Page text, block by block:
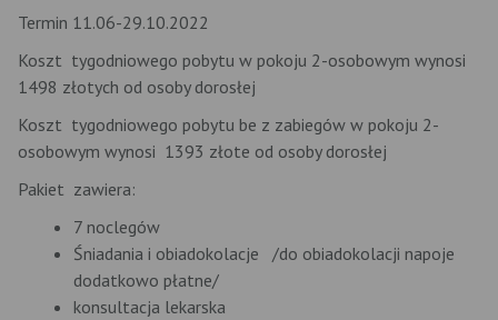
Termin 11.06-29.10.2022
Koszt tygodniowego pobytu w pokoju 2-osobowym wynosi
1498 złotych od osoby dorosłej
Koszt tygodniowego pobytu be z zabiegów w pokoju 2-
osobowym wynosi 1393 złote od osoby dorosłej
Pakiet zawiera:
7 noclegów
Śniadania i obiadokolacje /do obiadokolacji napoje
dodatkowo płatne/
konsultacja lekarska